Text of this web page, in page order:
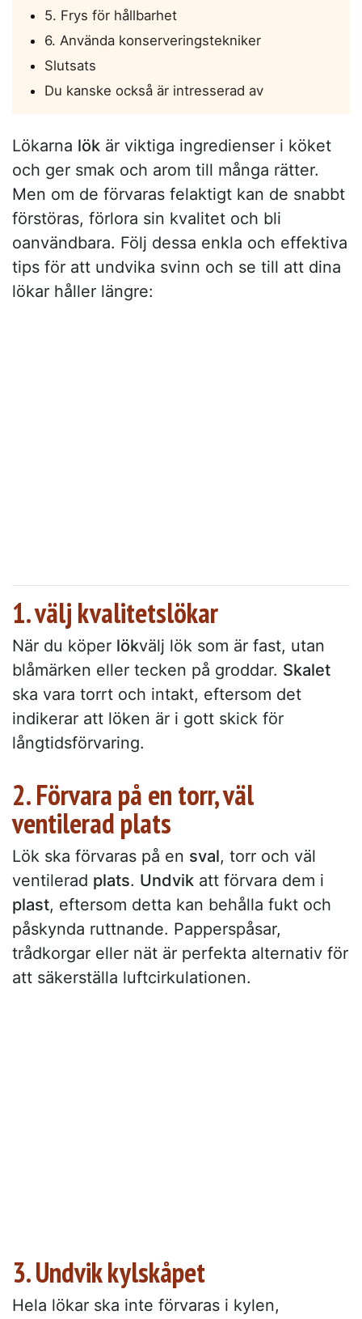
5. Frys för hållbarhet
6. Använda konserveringstekniker
Slutsats
Du kanske också är intresserad av
Lökarna lök är viktiga ingredienser i köket
och ger smak och arom till många rätter.
Men om de förvaras felaktigt kan de snabbt
förstöras, förlora sin kvalitet och bli
oanvändbara. Följ dessa enkla och effektiva
tips för att undvika svinn och se till att dina
lökar håller längre:
1. välj kvalitetslökar
När du köper lökvälj lök som är fast, utan
blåmärken eller tecken på groddar. Skalet
ska vara torrt och intakt, eftersom det
indikerar att löken är i gott skick för
långtidsförvaring.
2. Förvara på en torr, väl
ventilerad plats
Lök ska förvaras på en sval, torr och väl
ventilerad plats. Undvik att förvara dem i
plast, eftersom detta kan behålla fukt och
påskynda ruttnande. Papperspåsar,
trådkorgar eller nät är perfekta alternativ för
att säkerställa luftcirkulationen.
3. Undvik kylskåpet
Hela lökar ska inte förvaras i kylen,